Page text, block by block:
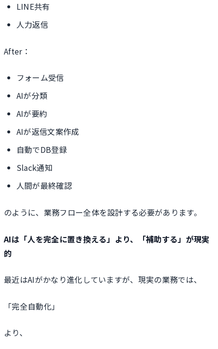
LINE共有
人力返信
After：
フォーム受信
AIが分類
AIが要約
AIが返信文案作成
自動でDB登録
Slack通知
人間が最終確認
のように、業務フロー全体を設計する必要があります。
AIは「人を完全に置き換える」より、「補助する」が現実
的
最近はAIがかなり進化していますが、現実の業務では、
「完全自動化」
より、